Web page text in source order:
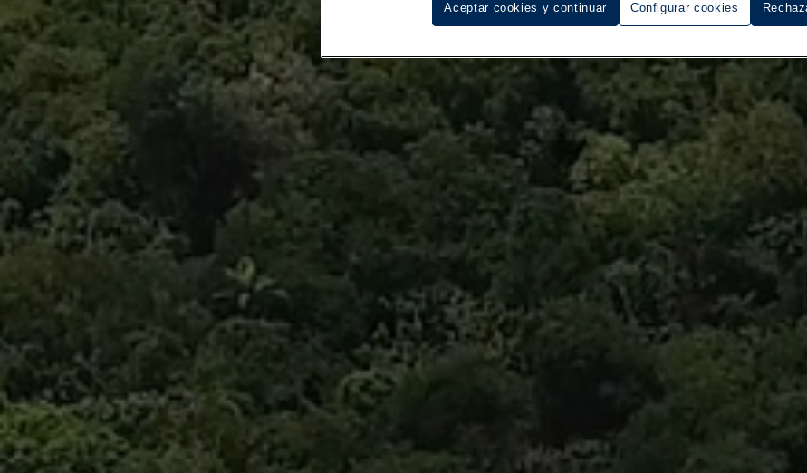
Configurar cookies
Aceptar cookies y continuar